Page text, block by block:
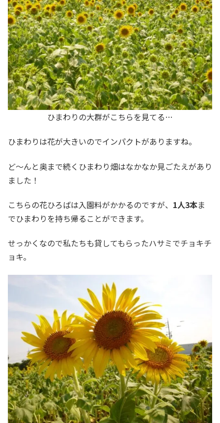
ひまわりの大群がこちらを見てる…
ひまわりは花が大きいのでインパクトがありますね。
ど～んと奥まで続くひまわり畑はなかなか見ごたえがあり
ました！
こちらの花ひろばは入園料がかかるのですが、 1人3本ま
でひまわりを持ち帰ることができます。
せっかくなので私たちも貸してもらったハサミでチョキチ
ョキ。